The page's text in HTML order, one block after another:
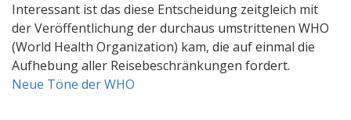
Interessant ist das diese Entscheidung zeitgleich mit
der Veröffentlichung der durchaus umstrittenen WHO
(World Health Organization) kam, die auf einmal die
Aufhebung aller Reisebeschränkungen fordert.
Neue Töne der WHO